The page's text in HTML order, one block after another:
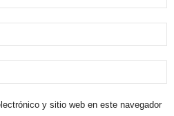
y sitio web en este navegador